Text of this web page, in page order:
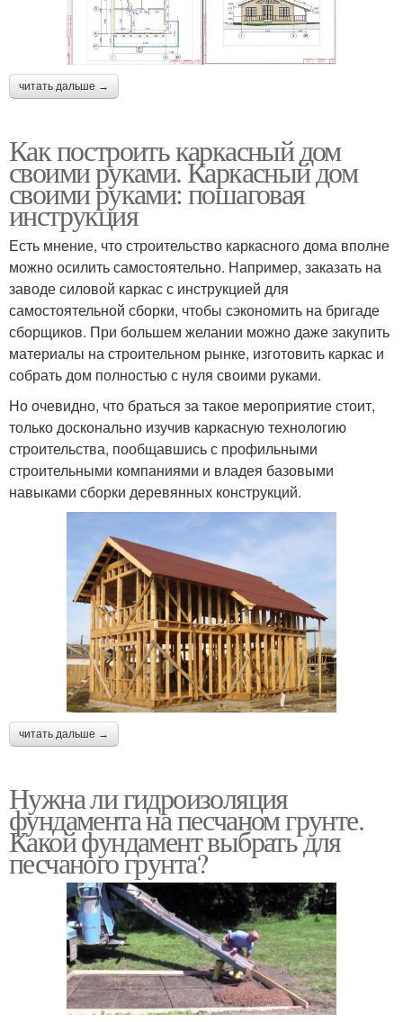
читать дальше →
Как построить каркасный дом
своими руками. Каркасный дом
своими руками: пошаговая
инструкция
Есть мнение, что строительство каркасного дома вполне
можно осилить самостоятельно. Например, заказать на
заводе силовой каркас с инструкцией для
самостоятельной сборки, чтобы сэкономить на бригаде
сборщиков. При большем желании можно даже закупить
материалы на строительном рынке, изготовить каркас и
собрать дом полностью с нуля своими руками.
Но очевидно, что браться за такое мероприятие стоит,
только досконально изучив каркасную технологию
строительства, пообщавшись с профильными
строительными компаниями и владея базовыми
навыками сборки деревянных конструкций.
читать дальше →
Нужна ли гидроизоляция
фундамента на песчаном грунте.
Какой фундамент выбрать для
песчаного грунта?